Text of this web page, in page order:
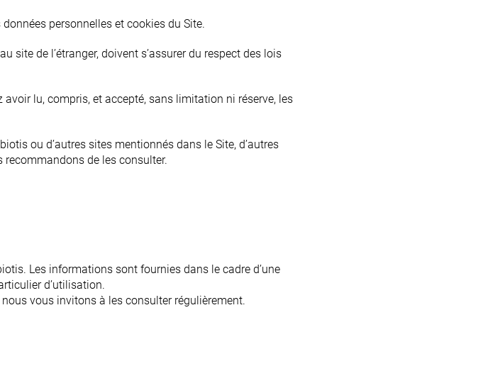
personnelles et cookies du Site.
site de l’étranger, doivent s’assurer du respect des lois
lu, compris, et accepté, sans limitation ni réserve, les
ou d’autres sites mentionnés dans le Site, d’autres
de les consulter.
Les informations sont fournies dans le cadre d’une
d’utilisation.
vous invitons à les consulter régulièrement.